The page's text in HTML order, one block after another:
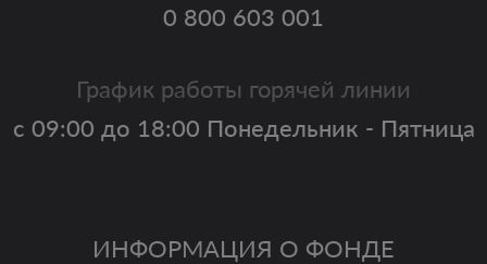
ИНФОРМАЦИЯ О ФОНДЕ
0 800 603 001
График работы горячей линии
с 09:00 до 18:00 Понедельник - Пятница